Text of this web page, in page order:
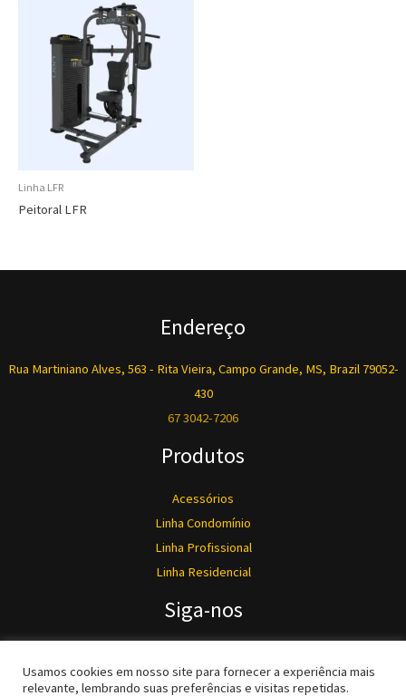
Linha LFR
Peitoral LFR
Endereço
Rua Martiniano Alves, 563 - Rita Vieira, Campo Grande, MS, Brazil 79052-
430
67 3042-7206
Produtos
Acessórios
Linha Condomínio
Linha Profissional
Linha Residencial
Siga-nos
Usamos cookies em nosso site para fornecer a experiência mais
relevante, lembrando suas preferências e visitas repetidas.